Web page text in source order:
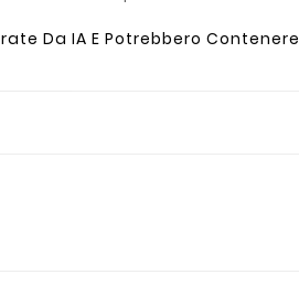
Da IA E Potrebbero Contenere